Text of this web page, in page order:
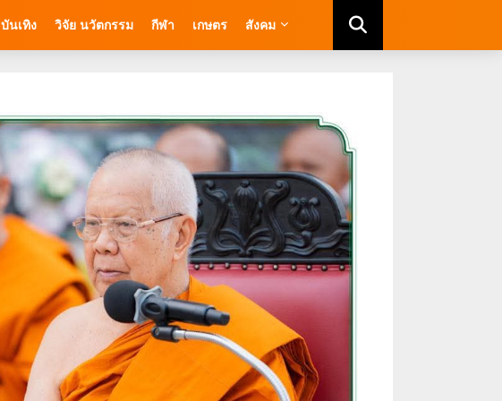
บันเทิง วิจัย นวัตกรรม กีฬา เกษตร สังคม